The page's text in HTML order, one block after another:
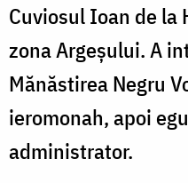
Cuviosul Ioan de la
zona Argeșului. A
Mănăstirea Negru
ieromonah, apoi
administrator.